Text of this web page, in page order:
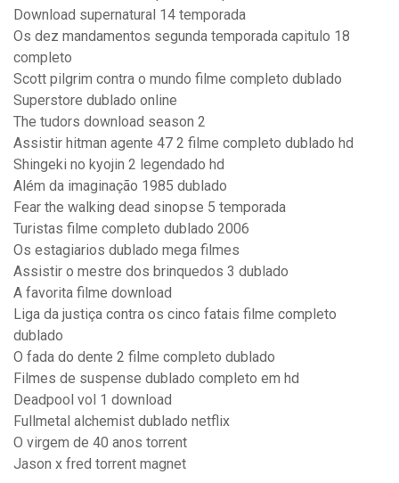
Download supernatural 14 temporada
Os dez mandamentos segunda temporada capitulo 18
completo
Scott pilgrim contra o mundo filme completo dublado
Superstore dublado online
The tudors download season 2
Assistir hitman agente 47 2 filme completo dublado hd
Shingeki no kyojin 2 legendado hd
Além da imaginação 1985 dublado
Fear the walking dead sinopse 5 temporada
Turistas filme completo dublado 2006
Os estagiarios dublado mega filmes
Assistir o mestre dos brinquedos 3 dublado
A favorita filme download
Liga da justiça contra os cinco fatais filme completo
dublado
O fada do dente 2 filme completo dublado
Filmes de suspense dublado completo em hd
Deadpool vol 1 download
Fullmetal alchemist dublado netflix
O virgem de 40 anos torrent
Jason x fred torrent magnet